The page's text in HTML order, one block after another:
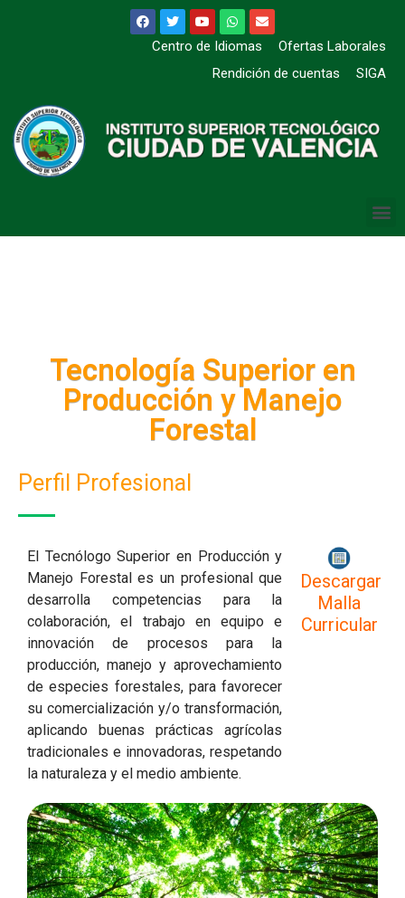
Centro de Idiomas
Ofertas Laborales
Rendición de cuentas
SIGA
Tecnología Superior en
Producción y Manejo
Forestal
Perfil Profesional
El Tecnólogo Superior en Producción y
Manejo Forestal es un profesional que
desarrolla competencias para la
colaboración, el trabajo en equipo e
innovación de procesos para la
producción, manejo y aprovechamiento
de especies forestales, para favorecer
su comercialización y/o transformación,
aplicando buenas prácticas agrícolas
tradicionales e innovadoras, respetando
la naturaleza y el medio ambiente.
Descargar
Malla
Curricular